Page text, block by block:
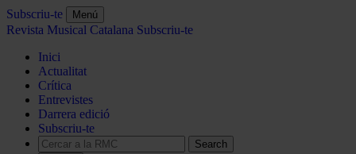
Subscriu-te Menú
Revista Musical Catalana Subscriu-te
Inici
Actualitat
Crítica
Entrevistes
Darrera edició
Subscriu-te